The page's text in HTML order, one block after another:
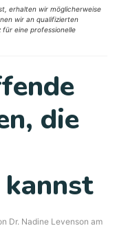
erhalten wir möglicherweise
wir an qualifizierten
für eine professionelle
die
Dr. Nadine Levenson am